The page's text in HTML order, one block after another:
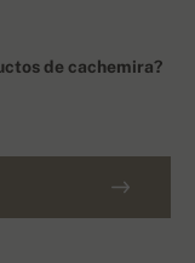
de cachemira?